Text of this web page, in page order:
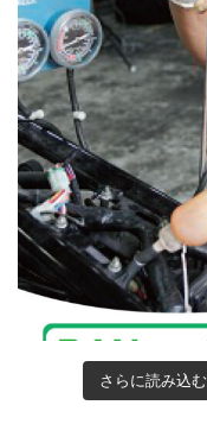
さらに読み込む